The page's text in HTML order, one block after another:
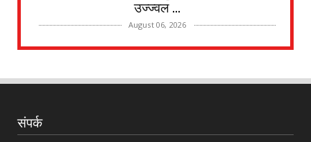
उज्ज्वल ...
August 06, 2026
UNCATEGORIZED
August 04, 2026
जोगेश्वरी आखाडा विविध कार्यकारी सहकारी विकास
संपर्क